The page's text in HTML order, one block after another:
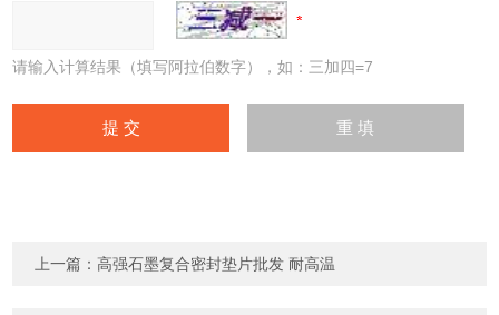
请输入计算结果（填写阿拉伯数字），如：三加四=7
上一篇：高强石墨复合密封垫片批发 耐高温